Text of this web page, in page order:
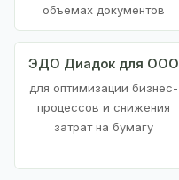
объемах документов
ЭДО Диадок для ООО
для оптимизации бизнес-
процессов и снижения
затрат на бумагу